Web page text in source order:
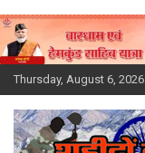
Skip
to
content
Thursday, August 6, 2026